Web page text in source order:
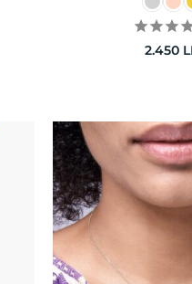
2.450